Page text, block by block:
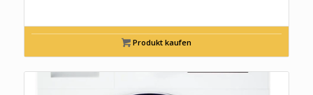
Produkt kaufen